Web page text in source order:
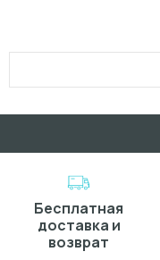
Бесплатная
доставка и
возврат